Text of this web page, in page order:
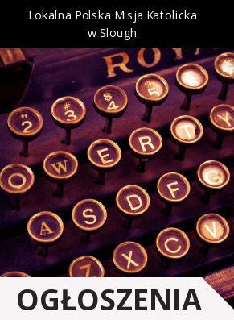
Lokalna Polska Misja Katolicka
w Slough
OGŁOSZENIA